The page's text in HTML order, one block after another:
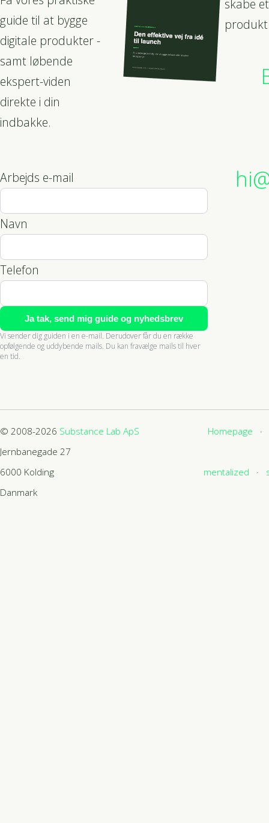
guide til at bygge
digitale produkter -
samt løbende
ekspert-viden
direkte i din
indbakke.
Arbejds e-mail
Navn
Telefon
Ja tak, send mig guide og nyhedsbrev
Vi sender dig guiden i en e-mail. Derudover får du en række
opfølgende og uddybende mails. Du kan fravælge mails til hver
en tid.
skabe
Homepage
mentalized
© 2008-2026 Substance Lab ApS
Jernbanegade 27
6000 Kolding
Danmark